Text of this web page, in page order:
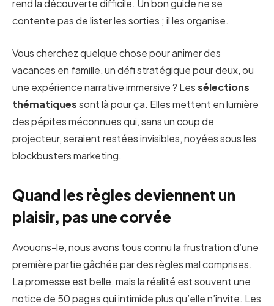
rend la découverte difficile. Un bon guide ne se
contente pas de lister les sorties ; il les organise.
Vous cherchez quelque chose pour animer des
vacances en famille, un défi stratégique pour deux, ou
une expérience narrative immersive ? Lessélections
thématiquessont là pour ça. Elles mettent en lumière
des pépites méconnues qui, sans un coup de
projecteur, seraient restées invisibles, noyées sous les
blockbusters marketing.
Quand les règles deviennent un
plaisir, pas une corvée
Avouons-le, nous avons tous connu la frustration d’une
première partie gâchée par des règles mal comprises.
La promesse est belle, mais la réalité est souvent une
notice de 50 pages qui intimide plus qu’elle n’invite. Les